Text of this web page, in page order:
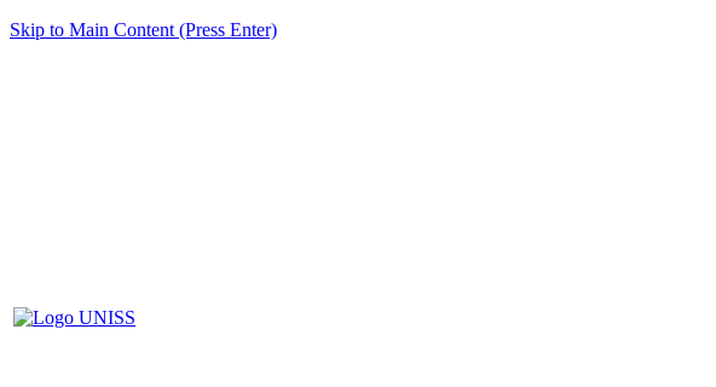
Skip to Main Content (Press Enter)